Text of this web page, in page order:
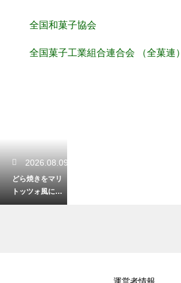
全国和菓子協会
全国菓子工業組合連合会 （全菓連）
2026.08.09
どら焼きをマリ
トッツォ風にア
レンジ！クリー